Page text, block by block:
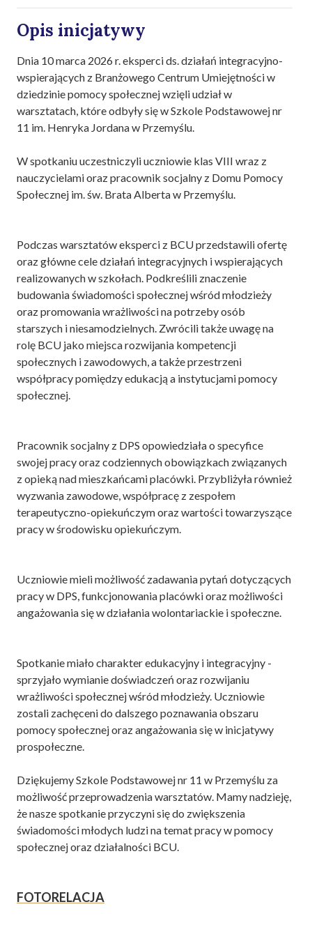
Opis inicjatywy
Dnia 10 marca 2026 r. eksperci ds. działań integracyjno-
wspierających z Branżowego Centrum Umiejętności w
dziedzinie pomocy społecznej wzięli udział w
warsztatach, które odbyły się w Szkole Podstawowej nr
11 im. Henryka Jordana w Przemyślu.
W spotkaniu uczestniczyli uczniowie klas VIII wraz z
nauczycielami oraz pracownik socjalny z Domu Pomocy
Społecznej im. św. Brata Alberta w Przemyślu.
Podczas warsztatów eksperci z BCU przedstawili ofertę
oraz główne cele działań integracyjnych i wspierających
realizowanych w szkołach. Podkreślili znaczenie
budowania świadomości społecznej wśród młodzieży
oraz promowania wrażliwości na potrzeby osób
starszych i niesamodzielnych. Zwrócili także uwagę na
rolę BCU jako miejsca rozwijania kompetencji
społecznych i zawodowych, a także przestrzeni
współpracy pomiędzy edukacją a instytucjami pomocy
społecznej.
Pracownik socjalny z DPS opowiedziała o specyfice
swojej pracy oraz codziennych obowiązkach związanych
z opieką nad mieszkańcami placówki. Przybliżyła również
wyzwania zawodowe, współpracę z zespołem
terapeutyczno-opiekuńczym oraz wartości towarzyszące
pracy w środowisku opiekuńczym.
Uczniowie mieli możliwość zadawania pytań dotyczących
pracy w DPS, funkcjonowania placówki oraz możliwości
angażowania się w działania wolontariackie i społeczne.
Spotkanie miało charakter edukacyjny i integracyjny -
sprzyjało wymianie doświadczeń oraz rozwijaniu
wrażliwości społecznej wśród młodzieży. Uczniowie
zostali zachęceni do dalszego poznawania obszaru
pomocy społecznej oraz angażowania się w inicjatywy
prospołeczne.
Dziękujemy Szkole Podstawowej nr 11 w Przemyślu za
możliwość przeprowadzenia warsztatów. Mamy nadzieję,
że nasze spotkanie przyczyni się do zwiększenia
świadomości młodych ludzi na temat pracy w pomocy
społecznej oraz działalności BCU.
FOTORELACJA